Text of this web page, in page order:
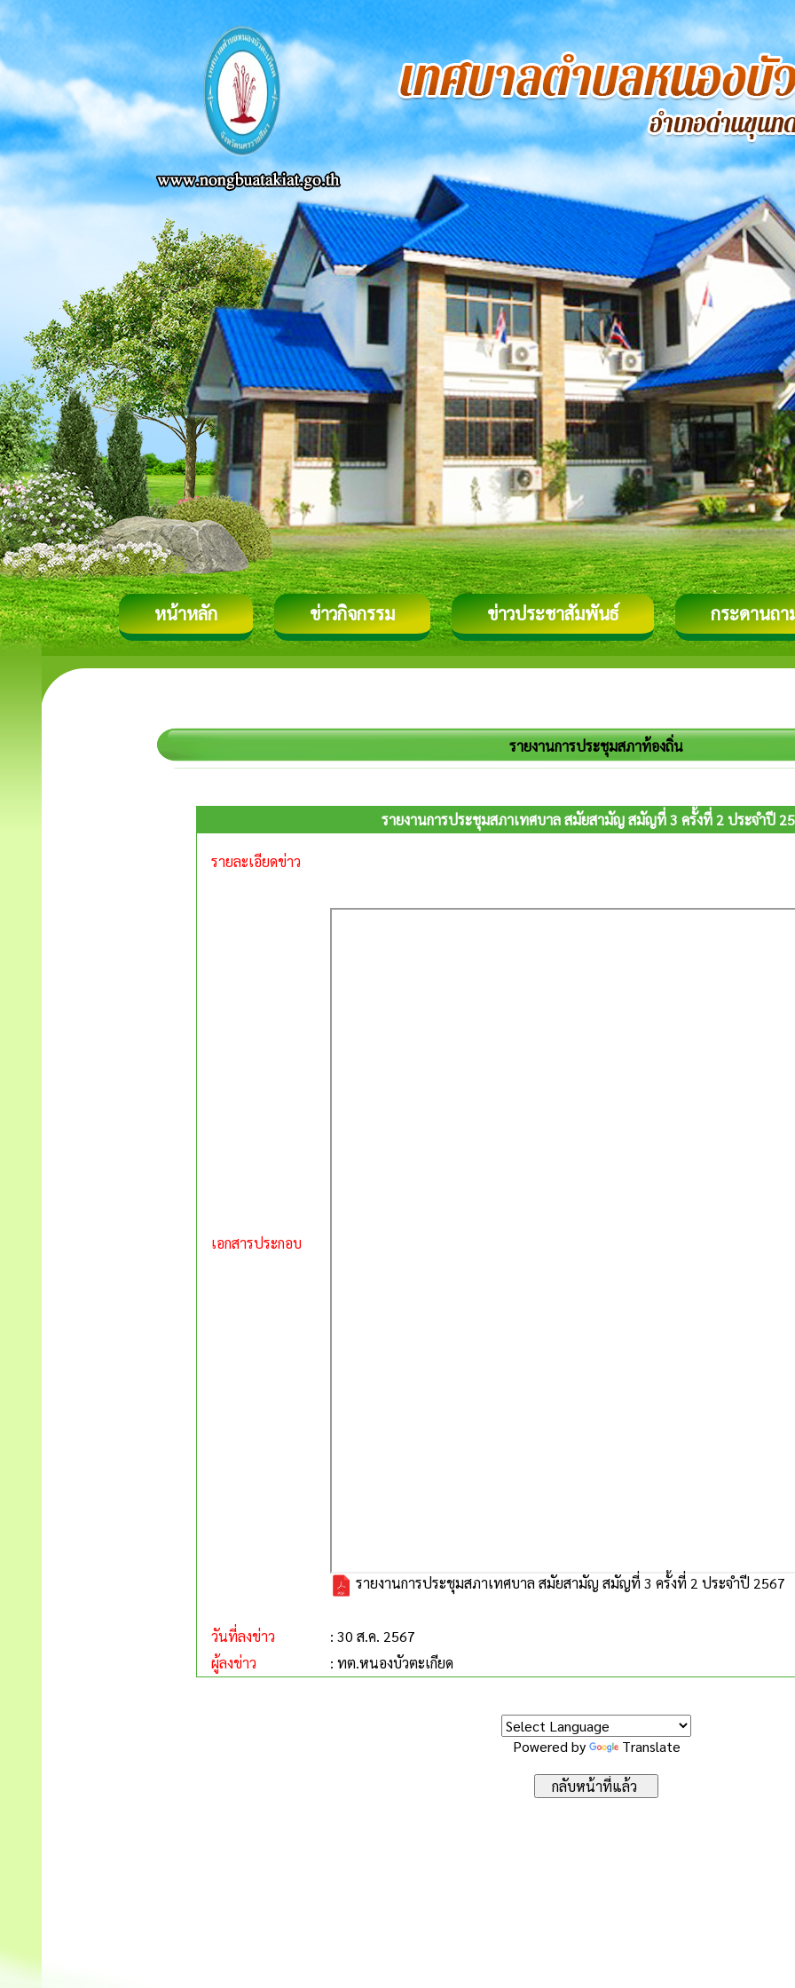
หน้าหลัก ข่าวกิจกรรม ข่าวประชาสัมพันธ์ กระดานถ
รายงานการประชุมสภาท้องถิ่น
รายงานการประชุมสภาเทศบาล สมัยสามัญ สมัญที่ 3 ครั้งที่ 2 ประจำปี
รายละเอียดข่าว
เอกสารประกอบ
รายงานการประชุมสภาเทศบาล สมัยสามัญ สมัญที่ 3 ครั้งที่ 2 ประจำปี 2567
วันที่ลงข่าว
: 30 ส.ค. 2567
ผู้ลงข่าว
: ทต.หนองบัวตะเกียด
Powered by Translate